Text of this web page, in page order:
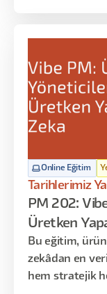
Online Eğitim
Tarihlerimiz
PM 202:
Üretken
Bu eğitim,
zekâdan en
hem stratejik